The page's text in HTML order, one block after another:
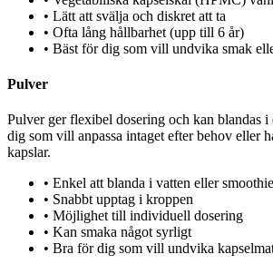
• Lätt att svälja och diskret att ta
• Ofta lång hållbarhet (upp till 6 år)
• Bäst för dig som vill undvika smak
Pulver
Pulver ger flexibel dosering och kan blandas
dig som vill anpassa intaget efter behov eller
kapslar.
• Enkel att blanda i vatten eller smoothie
• Snabbt upptag i kroppen
• Möjlighet till individuell dosering
• Kan smaka något syrligt
• Bra för dig som vill undvika